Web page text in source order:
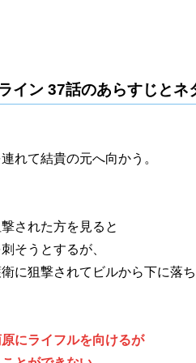
イン 37話のあらすじとネ
れて結貴の元へ向かう。
された方を見ると
そうとするが、
に狙撃されてビルから下に落ち
にライフルを向けるが